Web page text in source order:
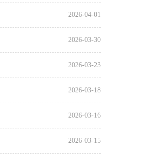
2026-04-01
2026-03-30
2026-03-23
2026-03-18
2026-03-16
2026-03-15